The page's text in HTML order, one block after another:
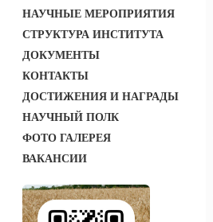
НАУЧНЫЕ МЕРОПРИЯТИЯ
СТРУКТУРА ИНСТИТУТА
ДОКУМЕНТЫ
КОНТАКТЫ
ДОСТИЖЕНИЯ И НАГРАДЫ
НАУЧНЫЙ ПОЛК
ФОТО ГАЛЕРЕЯ
ВАКАНСИИ